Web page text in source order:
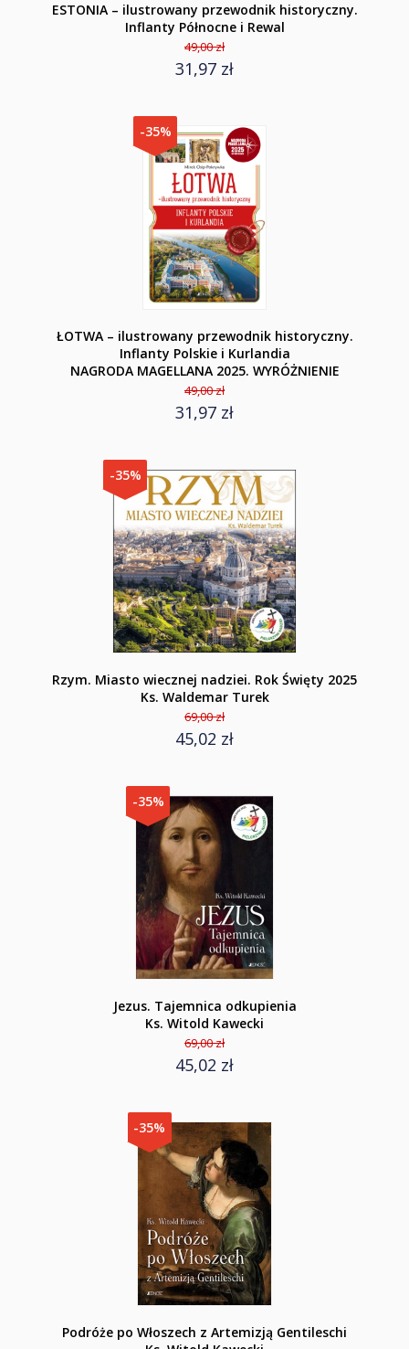
ESTONIA – ilustrowany przewodnik historyczny.
Inflanty Północne i Rewal
49,00 zł
31,97 zł
-35%
ŁOTWA – ilustrowany przewodnik historyczny.
Inflanty Polskie i Kurlandia
NAGRODA MAGELLANA 2025. WYRÓŻNIENIE
49,00 zł
31,97 zł
-35%
Rzym. Miasto wiecznej nadziei. Rok Święty 2025
Ks. Waldemar Turek
69,00 zł
45,02 zł
-35%
Jezus. Tajemnica odkupienia
Ks. Witold Kawecki
69,00 zł
45,02 zł
-35%
Podróże po Włoszech z Artemizją Gentileschi